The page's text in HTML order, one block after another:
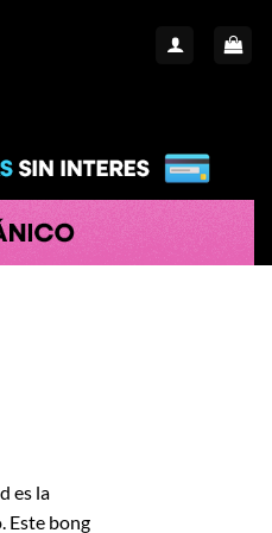
es la
Este bong